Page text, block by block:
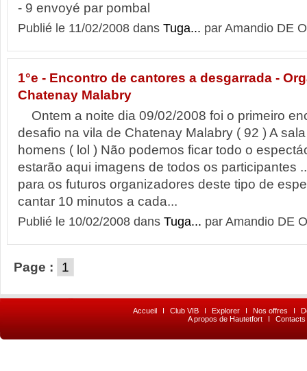
- 9 envoyé par pombal
Publié le 11/02/2008 dans Tuga... par Amandio DE
1°e - Encontro de cantores a desgarrada -
Chatenay Malabry
Ontem a noite dia 09/02/2008 foi o primeiro
desafio na vila de Chatenay Malabry ( 92 ) A
homens ( lol ) Não podemos ficar todo o
estarão aqui imagens de todos os participantes
para os futuros organizadores deste tipo de
cantar 10 minutos a cada...
Publié le 10/02/2008 dans Tuga... par Amandio DE
Page : 1
Accueil I Club VIB I Explorer I Nos offres I
A propos de Hautetfort
I Contacts